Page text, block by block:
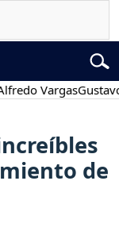
VargasGustavo
de